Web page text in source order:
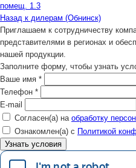
помещ. 1.3
Назад к дилерам (Обнинск)
Приглашаем к сотрудничеству
представителями в регионах и
нашей продукции.
Заполните форму, чтобы узнать
Ваше имя *
Телефон *
E-mail
Согласен(а) на обработку
Ознакомлен(а) с Политикой